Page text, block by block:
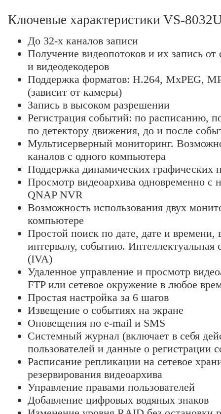
Ключевые характеристики VS-
До 32-х каналов записи
Получение видеопотоков и их запись от
и видеодекодеров
Поддержка форматов: H.264, MxPEG,
(зависит от камеры)
Запись в высоком разрешении
Регистрация событий: по расписанию,
по детектору движения, до и после
Мультисерверный мониторинг.
каналов с одного компьютера
Поддержка динамических графических
Просмотр видеоархива одновременно с
QNAP NVR
Возможность использования двух
компьютере
Простой поиск по дате, дате и времени,
интервалу, событию. Интеллектуальная
(IVA)
Удаленное управление и просмотр
FTP или сетевое окружение в любое
Простая настройка за 6 шагов
Извещение о событиях на экране
Оповещения по e-mail и SMS
Системный журнал (включает в себя
пользователей и данные о регистрации
Расписание репликации на сетевое
резервирования видеоархива
Управление правами пользователей
Добавление цифровых водяных знаков